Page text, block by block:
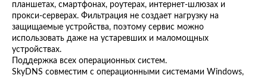
планшетах, смартфонах, роутерах, интернет-шлюзах и
прокси-серверах. Фильтрация не создает нагрузку на
защищаемые устройства, поэтому сервис можно
использовать даже на устаревших и маломощных
устройствах.
Поддержка всех операционных систем.
SkyDNS совместим с операционными системами Windows,